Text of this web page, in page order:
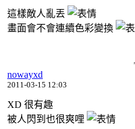
這樣敵人亂丟
畫面會不會連續色彩變換
nowayxd
2011-03-15 12:03
XD 很有趣
被人閃到也很爽哩